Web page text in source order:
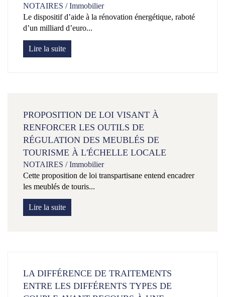
NOTAIRES /Immobilier
Le dispositif d’aide à la rénovation énergétique, raboté
d’un milliard d’euro...
Lire la suite
PROPOSITION DE LOI VISANT À
RENFORCER LES OUTILS DE
RÉGULATION DES MEUBLÉS DE
TOURISME À L'ÉCHELLE LOCALE
NOTAIRES /Immobilier
Cette proposition de loi transpartisane entend encadrer
les meublés de touris...
Lire la suite
LA DIFFÉRENCE DE TRAITEMENTS
ENTRE LES DIFFÉRENTS TYPES DE